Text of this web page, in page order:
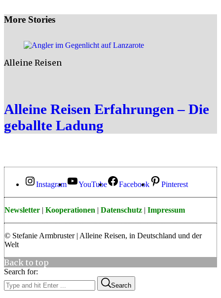
More Stories
Alleine Reisen
Alleine Reisen Erfahrungen – Die
geballte Ladung
Instagram YouTube Facebook Pinterest
Newsletter | Kooperationen | Datenschutz | Impressum
© Stefanie Armbruster | Alleine Reisen, in Deutschland und der
Welt
Back to top
Search for:
Search